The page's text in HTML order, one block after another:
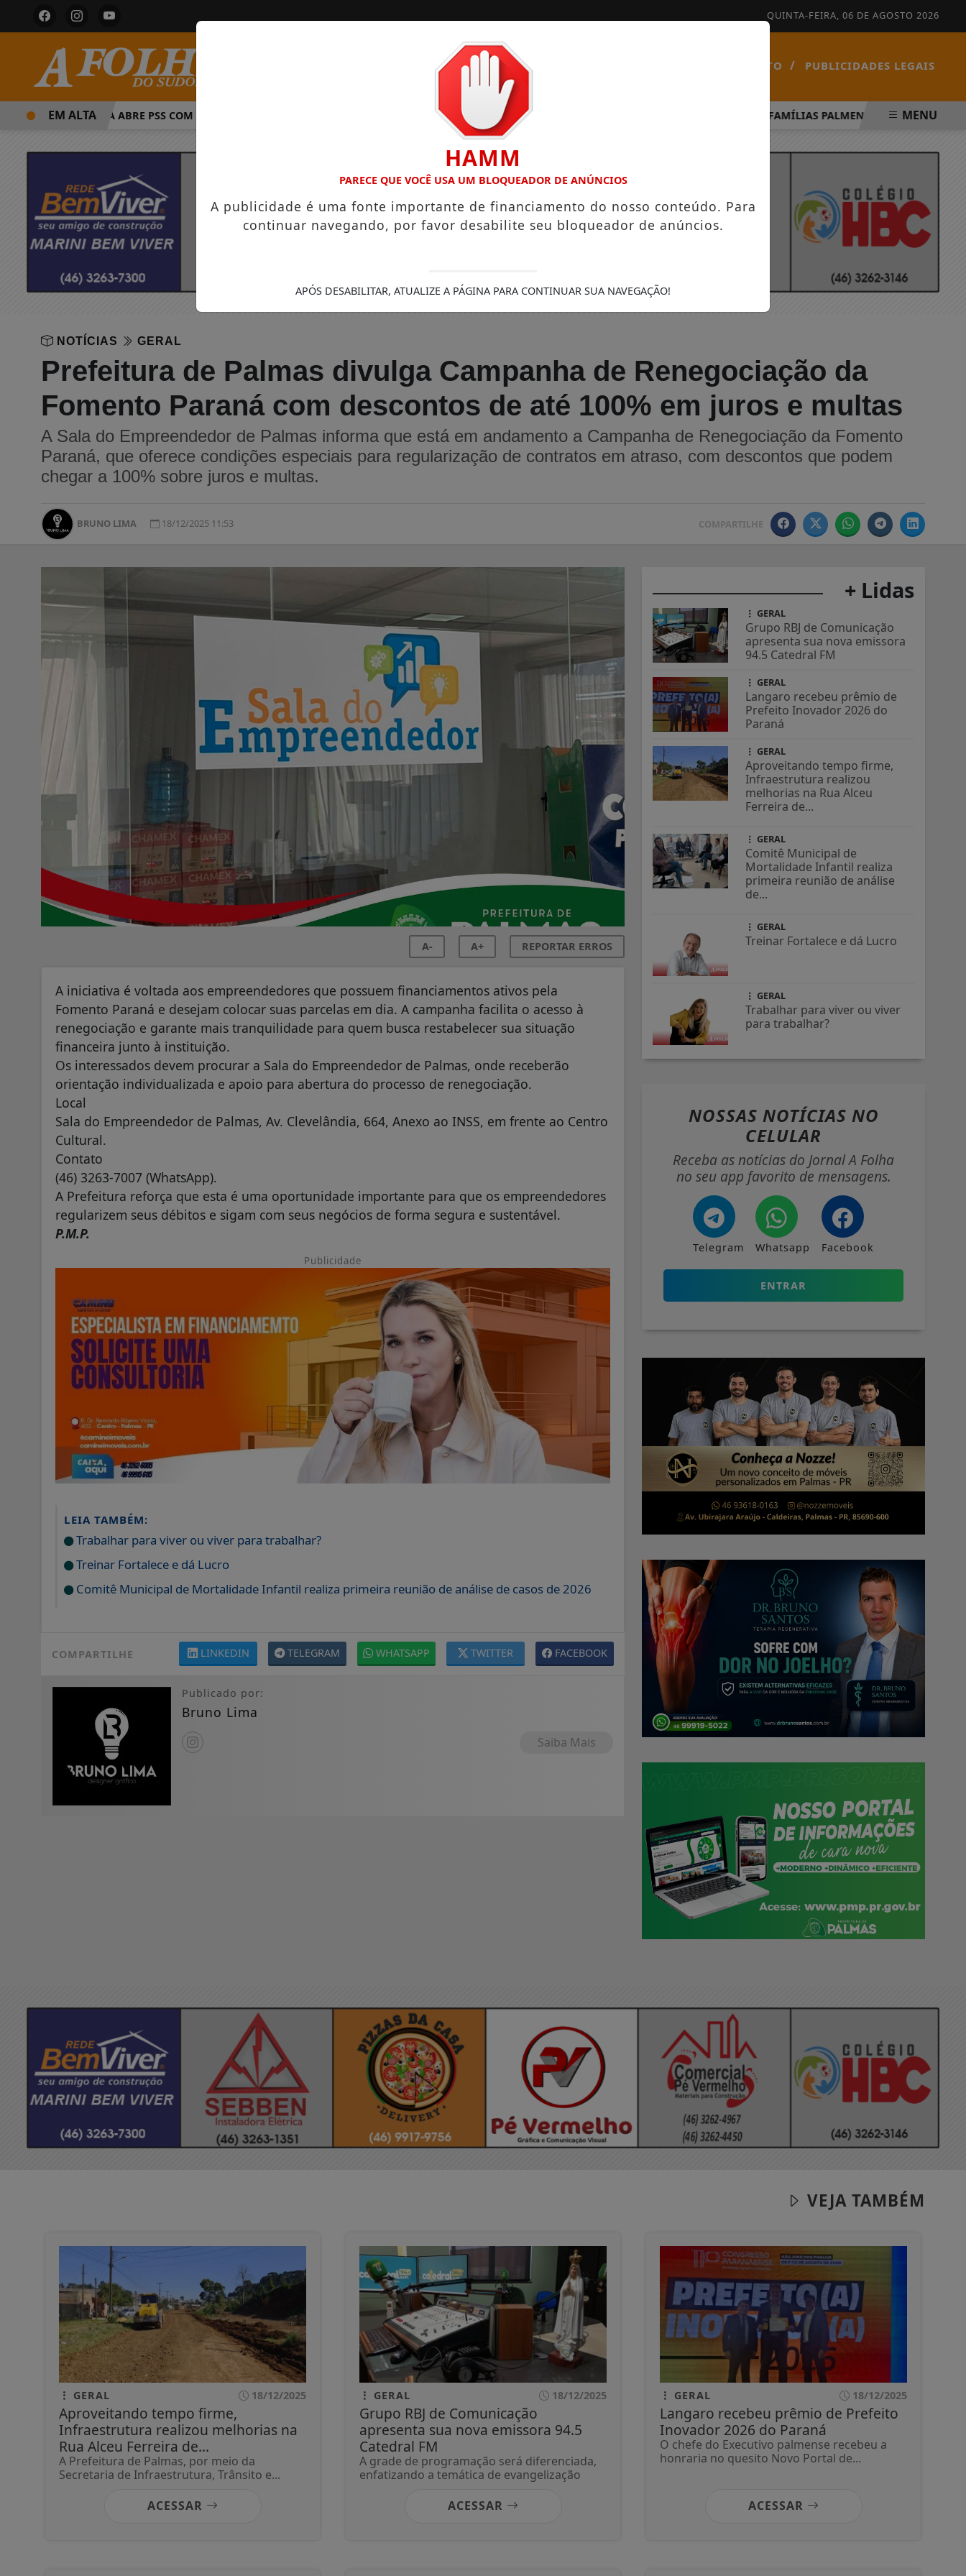
QUINTA-FEIRA, 06 DE AGOSTO 2026
INÍCIO CONTATO / PUBLICIDADES LEGAIS
PREFEITURA ABRE PSS COM VAGAS EM SEIS FUNÇÕES E SALÁRIOS QUE CHEGAM A R$ 3,8 MIL IGREJA DO DIVINO ESPÍRITO SANTO FAMÍLIAS PALMENSES FORAM
EM ALTA MENU
NOTÍCIAS GERAL
Prefeitura de Palmas divulga Campanha de Renegociação da
Fomento Paraná com descontos de até 100% em juros e multas
A Sala do Empreendedor de Palmas informa que está em andamento a Campanha de Renegociação da Fomento
Paraná, que oferece condições especiais para regularização de contratos em atraso, com descontos que podem
chegar a 100% sobre juros e multas.
BRUNO LIMA 18/12/2025 11:53 COMPARTILHE
A- A+ REPORTAR ERROS
A iniciativa é voltada aos empreendedores que possuem financiamentos ativos pela
Fomento Paraná e desejam colocar suas parcelas em dia. A campanha facilita o acesso à
renegociação e garante mais tranquilidade para quem busca restabelecer sua situação
financeira junto à instituição.
Os interessados devem procurar a Sala do Empreendedor de Palmas, onde receberão
orientação individualizada e apoio para abertura do processo de renegociação.
Local
Sala do Empreendedor de Palmas, Av. Clevelândia, 664, Anexo ao INSS, em frente ao Centro
Cultural.
Contato
(46) 3263-7007 (WhatsApp).
A Prefeitura reforça que esta é uma oportunidade importante para que os empreendedores
regularizem seus débitos e sigam com seus negócios de forma segura e sustentável.
P.M.P.
Publicidade
LEIA TAMBÉM:
Trabalhar para viver ou viver para trabalhar?
Treinar Fortalece e dá Lucro
Comitê Municipal de Mortalidade Infantil realiza primeira reunião de análise de casos de 2026
COMPARTILHE FACEBOOK
TWITTER
WHATSAPP
TELEGRAM
LINKEDIN
Publicado por:
Bruno Lima
Saiba Mais
+ Lidas
GERAL
Grupo RBJ de Comunicação
apresenta sua nova emissora
94.5 Catedral FM
GERAL
Langaro recebeu prêmio de
Prefeito Inovador 2026 do
Paraná
GERAL
Aproveitando tempo firme,
Infraestrutura realizou
melhorias na Rua Alceu
Ferreira de...
GERAL
Comitê Municipal de
Mortalidade Infantil realiza
primeira reunião de análise
de...
GERAL
Treinar Fortalece e dá Lucro
GERAL
Trabalhar para viver ou viver
para trabalhar?
NOSSAS NOTÍCIAS NO
CELULAR
Receba as notícias do Jornal A Folha
no seu app favorito de mensagens.
Telegram Whatsapp Facebook
ENTRAR
VEJA TAMBÉM
GERAL 18/12/2025
Aproveitando tempo firme,
Infraestrutura realizou melhorias na
Rua Alceu Ferreira de...
A Prefeitura de Palmas, por meio da
Secretaria de Infraestrutura, Trânsito e...
ACESSAR
GERAL 18/12/2025
Grupo RBJ de Comunicação
apresenta sua nova emissora 94.5
Catedral FM
A grade de programação será diferenciada,
enfatizando a temática de evangelização
ACESSAR
GERAL 18/12/2025
Langaro recebeu prêmio de Prefeito
Inovador 2026 do Paraná
O chefe do Executivo palmense recebeu a
honraria no quesito Novo Portal de...
ACESSAR
HAMM
PARECE QUE VOCÊ USA UM BLOQUEADOR DE ANÚNCIOS
A publicidade é uma fonte importante de financiamento do nosso conteúdo. Para
continuar navegando, por favor desabilite seu bloqueador de anúncios.
APÓS DESABILITAR, ATUALIZE A PÁGINA PARA CONTINUAR SUA NAVEGAÇÃO!